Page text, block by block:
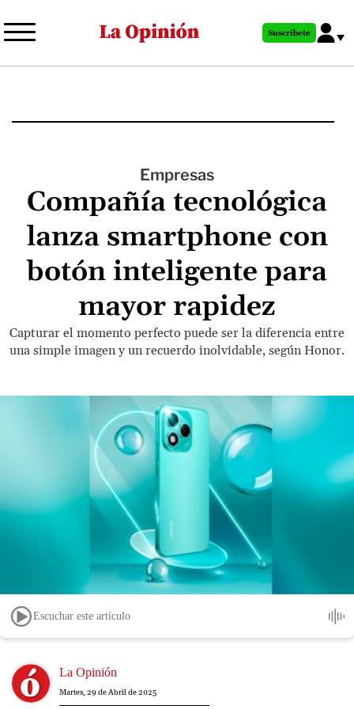
al
principal
Suscríbete
Empresas
Compañía tecnológica
lanza smartphone con
botón inteligente para
mayor rapidez
Capturar el momento perfecto puede ser la diferencia entre
una simple imagen y un recuerdo inolvidable, según Honor.
Escuchar este artículo
Image La Opinión
Martes, 29 de Abril de 2025